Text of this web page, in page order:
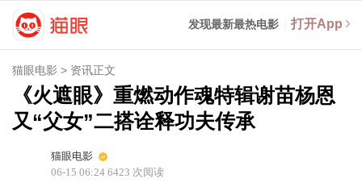
发现最新最热电影 打开App
猫眼电影 > 资讯正文
《火遮眼》重燃动作魂特辑谢苗杨恩
又“父女”二搭诠释功夫传承
猫眼电影
06-15 06:24 6423 次阅读